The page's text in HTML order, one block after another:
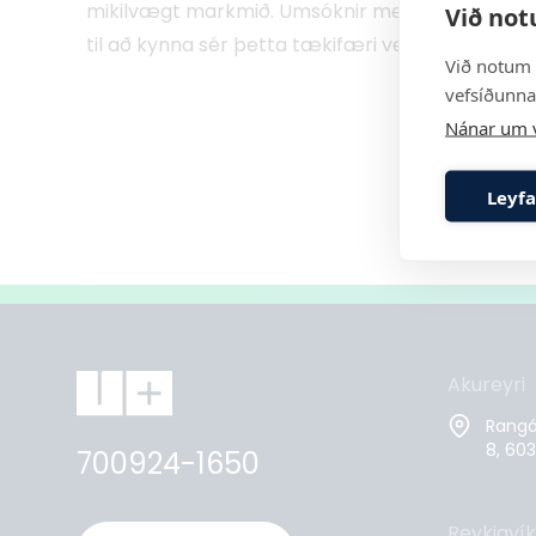
Við
Við
Nánar um
mikilvægt markmið. Umsóknir með
til að kynna sér þetta tækifæri vel.
700924-1650
Akureyri
8,